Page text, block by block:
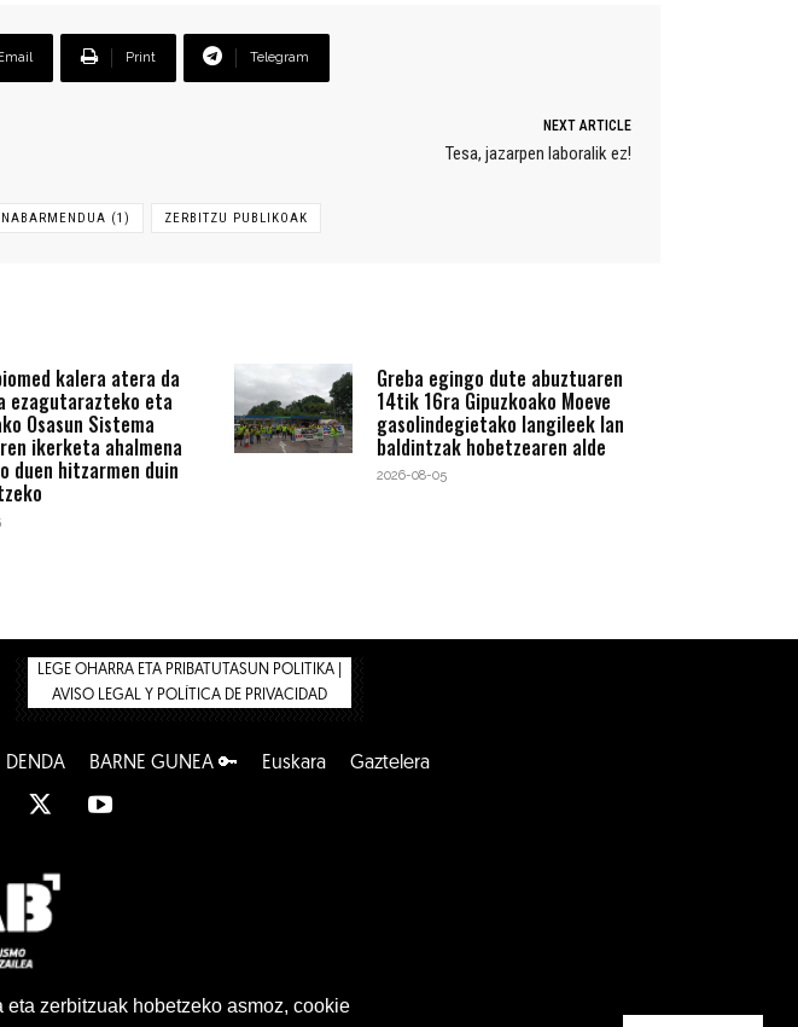
Print Telegram
NEXT ARTICLE
Tesa, jazarpen laboralik ez!
NABARMENDUA (1) ZERBITZU PUBLIKOAK
kalera atera da
ezagutarazteko eta
Osasun Sistema
ikerketa ahalmena
duen hitzarmen duin
Greba egingo dute abuztuaren
14tik 16ra Gipuzkoako Moeve
gasolindegietako langileek lan
baldintzak hobetzearen alde
2026-08-05
LEGE OHARRA ETA PRIBATUTASUN POLITIKA |
AVISO LEGAL Y POLÍTICA DE PRIVACIDAD
DENDA BARNE GUNEA 🔑 Euskara Gaztelera
zerbitzuak hobetzeko asmoz, cookie